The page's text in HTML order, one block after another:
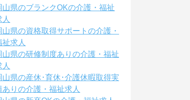
山県のブランクOKの介護・福祉
人
山県の資格取得サポートの介護・
祉求人
山県の研修制度ありの介護・福祉
人
山県の産休･育休･介護休暇取得実
ありの介護・福祉求人